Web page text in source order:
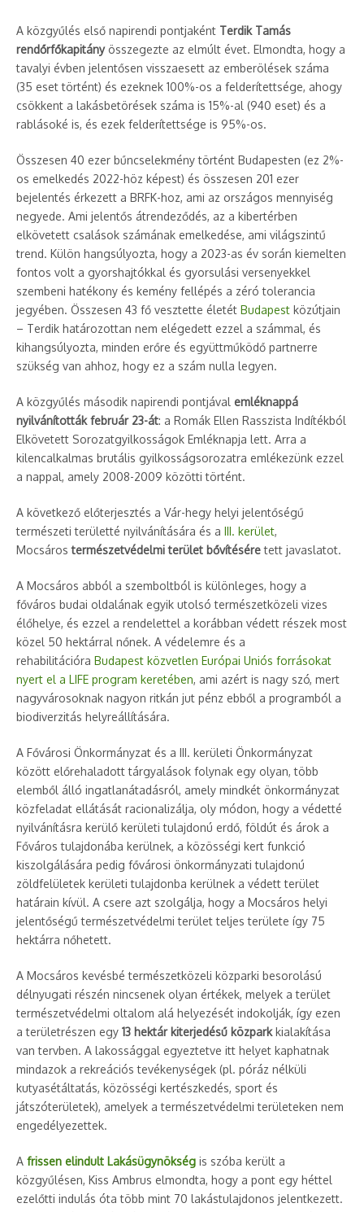
A közgyűlés első napirendi pontjaként Terdik Tamás
rendőrfőkapitány összegezte az elmúlt évet. Elmondta, hogy a
tavalyi évben jelentősen visszaesett az emberölések száma
(35 eset történt) és ezeknek 100%-os a felderítettsége, ahogy
csökkent a lakásbetörések száma is 15%-al (940 eset) és a
rablásoké is, és ezek felderítettsége is 95%-os.
Összesen 40 ezer bűncselekmény történt Budapesten (ez 2%-
os emelkedés 2022-höz képest) és összesen 201 ezer
bejelentés érkezett a BRFK-hoz, ami az országos mennyiség
negyede. Ami jelentős átrendeződés, az a kibertérben
elkövetett csalások számának emelkedése, ami világszintű
trend. Külön hangsúlyozta, hogy a 2023-as év során kiemelten
fontos volt a gyorshajtókkal és gyorsulási versenyekkel
szembeni hatékony és kemény fellépés a zéró tolerancia
jegyében. Összesen 43 fő vesztette életét Budapest közútjain
– Terdik határozottan nem elégedett ezzel a számmal, és
kihangsúlyozta, minden erőre és együttműködő partnerre
szükség van ahhoz, hogy ez a szám nulla legyen.
A közgyűlés második napirendi pontjával emléknappá
nyilvánították február 23-át: a Romák Ellen Rasszista Indítékból
Elkövetett Sorozatgyilkosságok Emléknapja lett. Arra a
kilencalkalmas brutális gyilkosságsorozatra emlékezünk ezzel
a nappal, amely 2008-2009 közötti történt.
A következő előterjesztés a Vár-hegy helyi jelentőségű
természeti területté nyilvánítására és a III. kerület,
Mocsárostermészetvédelmi terület bővítéséretett javaslatot.
A Mocsáros abból a szemboltból is különleges, hogy a
főváros budai oldalának egyik utolsó természetközeli vizes
élőhelye, és ezzel a rendelettel a korábban védett részek most
közel 50 hektárral nőnek. A védelemre és a
rehabilitációra Budapest közvetlen Európai Uniós forrásokat
nyert el a LIFE program keretében, ami azért is nagy szó, mert
nagyvárosoknak nagyon ritkán jut pénz ebből a programból a
biodiverzitás helyreállítására.
A Fővárosi Önkormányzat és a III. kerületi Önkormányzat
között előrehaladott tárgyalások folynak egy olyan, több
elemből álló ingatlanátadásról, amely mindkét önkormányzat
közfeladat ellátását racionalizálja, oly módon, hogy a védetté
nyilvánításra kerülő kerületi tulajdonú erdő, földút és árok a
Főváros tulajdonába kerülnek, a közösségi kert funkció
kiszolgálására pedig fővárosi önkormányzati tulajdonú
zöldfelületek kerületi tulajdonba kerülnek a védett terület
határain kívül. A csere azt szolgálja, hogy a Mocsáros helyi
jelentőségű természetvédelmi terület teljes területe így 75
hektárra nőhetett.
A Mocsáros kevésbé természetközeli közparki besorolású
délnyugati részén nincsenek olyan értékek, melyek a terület
természetvédelmi oltalom alá helyezését indokolják, így ezen
a területrészen egy 13 hektár kiterjedésű közparkkialakítása
van tervben. A lakossággal egyeztetve itt helyet kaphatnak
mindazok a rekreációs tevékenységek (pl. póráz nélküli
kutyasétáltatás, közösségi kertészkedés, sport és
játszóterületek), amelyek a természetvédelmi területeken nem
engedélyezettek.
A frissen elindult Lakásügynökség is szóba került a
közgyűlésen, Kiss Ambrus elmondta, hogy a pont egy héttel
ezelőtti indulás óta több mint 70 lakástulajdonos jelentkezett.